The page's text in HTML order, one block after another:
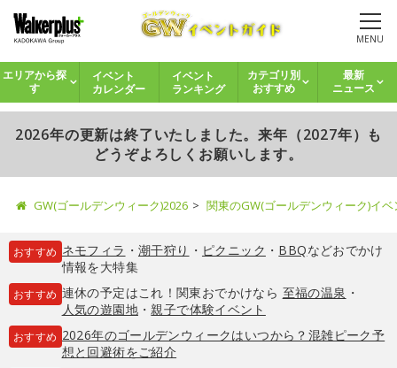
MENU
エリアから探
す
イベント
カレンダー
イベント
ランキング
カテゴリ別
おすすめ
最新
ニュース
2026年の更新は終了いたしました。来年（2027年）も
どうぞよろしくお願いします。
GW(ゴールデンウィーク)2026 関東のGW(ゴールデンウィーク)イ
おすすめ ネモフィラ ・ 潮干狩り ・ ピクニック ・ BBQなどおでかけ
情報を大特集
おすすめ 連休の予定はこれ！関東おでかけなら 至福の温泉 ・
人気の遊園地・親子で体験イベント
おすすめ 2026年のゴールデンウィークはいつから？混雑ピーク予
想と回避術をご紹介